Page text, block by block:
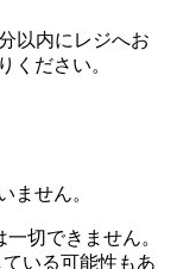
以内にレジへお
ください。
ません。
切できません。
いる可能性もあ